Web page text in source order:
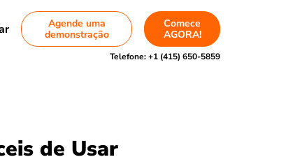
Agende uma
demonstração
Comece
AGORA!
Telefone:+1 (415) 650-5859
de Usar